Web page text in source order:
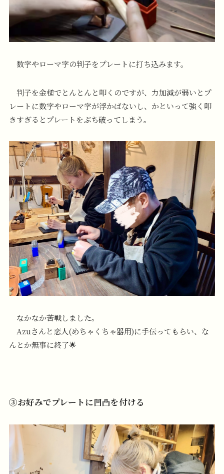
数字やローマ字の判子をプレートに打ち込みます。
判子を金槌でとんとんと叩くのですが、力加減が弱いとプ
レートに数字やローマ字が浮かばないし、かといって強く叩
きすぎるとプレートをぶち破ってしまう。
なかなか苦戦しました。
Azuさんと恋人(めちゃくちゃ器用)に手伝ってもらい、な
んとか無事に終了🌟
③お好みでプレートに凹凸を付ける